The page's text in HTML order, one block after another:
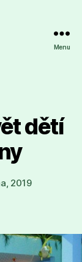
Menu
dětí
2019